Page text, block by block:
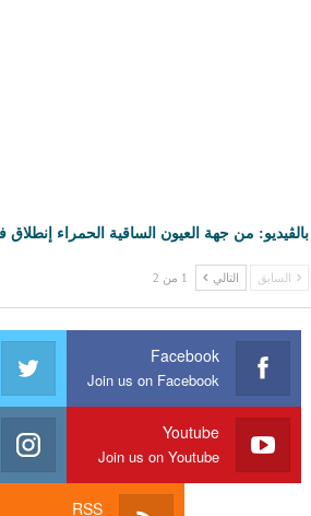
بالڤيديو: من جهة العيون الساقية الحمراء إنطلاق
السابق التالي 1 من 2
Facebook
Join us on Facebook
Youtube
Join us on Youtube
RSS